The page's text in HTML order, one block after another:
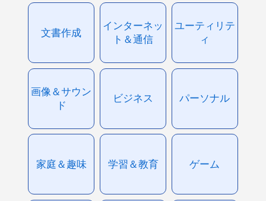
文書作成
インターネッ
ト＆通信
ユーティリテ
ィ
画像＆サウン
ド
ビジネス パーソナル
家庭＆趣味 学習＆教育 ゲーム